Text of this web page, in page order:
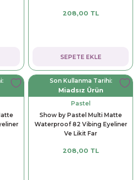
208,00 TL
SEPETE EKLE
Son Kullanma Tarihi:
Miadsız Ürün
Pastel
Show by Pastel Multi Matte
Waterproof 82 Vibing Eyeliner
Ve Likit Far
208,00 TL